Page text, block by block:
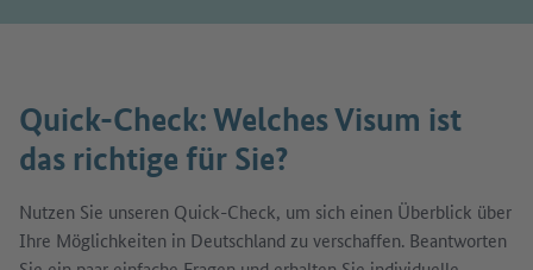
Quick-Check: Welches Visum ist
das richtige für Sie?
Nutzen Sie unseren Quick-Check, um sich einen Überblick über
Ihre Möglichkeiten in Deutschland zu verschaffen. Beantworten